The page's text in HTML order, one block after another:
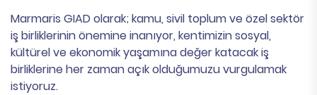
Marmaris GIAD olarak; kamu, sivil toplum ve özel sektör
iş birliklerinin önemine inanıyor, kentimizin sosyal,
kültürel ve ekonomik yaşamına değer katacak iş
birliklerine her zaman açık olduğumuzu vurgulamak
istiyoruz.